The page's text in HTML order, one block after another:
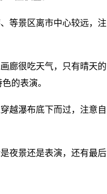
等景区离市中心较远，注
廊很吃天气，只有晴天的
的表演。
越瀑布底下而过，注意自
夜景还是表演，还有最后